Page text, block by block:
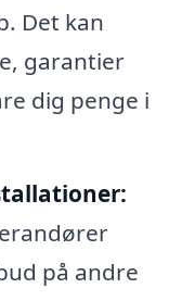
Det kan
garantier
dig penge i
på andre